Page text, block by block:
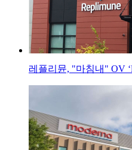
레플리뮨, "마침내" OV